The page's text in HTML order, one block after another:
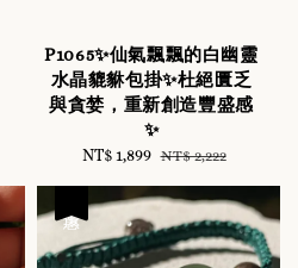
P1065✨仙氣飄飄的白幽靈
水晶貔貅包掛✨杜絕匱乏
與貪婪，重新創造豐盛感
✨
Sale
NT$ 1,899 Regular
NT$ 2,222